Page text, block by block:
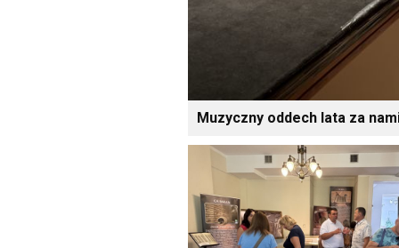
Muzyczny oddech lata za